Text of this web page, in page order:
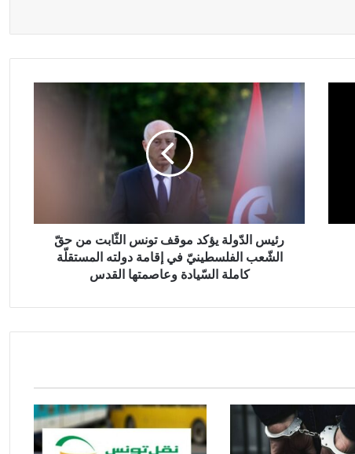
رئيس الدّولة يؤكد موقف تونس الثّابت من حقّ
الشّعب الفلسطينيّ في إقامة دولته المستقلّة
كاملة السّيادة وعاصمتها القدس